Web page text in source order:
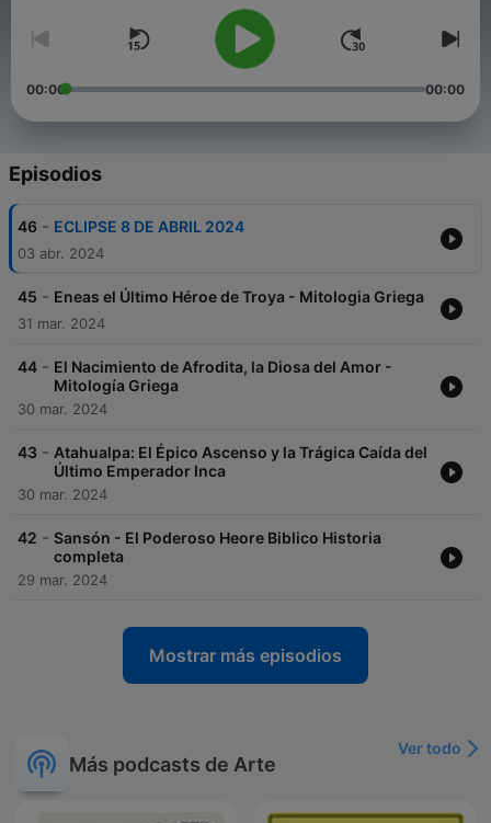
00:00 00:00
Episodios
46 - ECLIPSE 8 DE ABRIL 2024
03 abr. 2024
45 - Eneas el Último Héroe de Troya - Mitologia Griega
31 mar. 2024
44 - El Nacimiento de Afrodita, la Diosa del Amor -
Mitología Griega
30 mar. 2024
43 - Atahualpa: El Épico Ascenso y la Trágica Caída del
Último Emperador Inca
30 mar. 2024
42 - Sansón - El Poderoso Heore Biblico Historia
completa
29 mar. 2024
Mostrar más episodios
Más podcasts de Arte
Ver todo